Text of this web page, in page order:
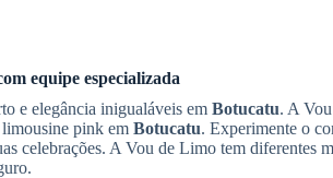
equipe especializada
e elegância inigualáveis em Botucatu. A
pink em Botucatu. Experimente o
celebrações. A Vou de Limo tem diferentes